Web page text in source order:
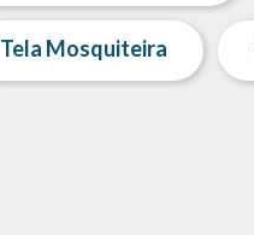
Tela Mosquiteira